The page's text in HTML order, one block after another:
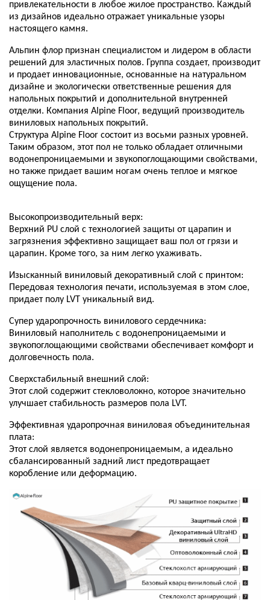
привлекательности в любое жилое пространство. Каждый
из дизайнов идеально отражает уникальные узоры
настоящего камня.
Альпин флор признан специалистом и лидером в области
решений для эластичных полов. Группа создает, производит
и продает инновационные, основанные на натуральном
дизайне и экологически ответственные решения для
напольных покрытий и дополнительной внутренней
отделки. Компания Alpine Floor, ведущий производитель
виниловых напольных покрытий.
Структура Alpine Floor состоит из восьми разных уровней.
Таким образом, этот пол не только обладает отличными
водонепроницаемыми и звукопоглощающими свойствами,
но также придает вашим ногам очень теплое и мягкое
ощущение пола.
Высокопроизводительный верх:
Верхний PU слой с технологией защиты от царапин и
загрязнения эффективно защищает ваш пол от грязи и
царапин. Кроме того, за ним легко ухаживать.
Изысканный виниловый декоративный слой с принтом:
Передовая технология печати, используемая в этом слое,
придает полу LVT уникальный вид.
Супер ударопрочность винилового сердечника:
Виниловый наполнитель с водонепроницаемыми и
звукопоглощающими свойствами обеспечивает комфорт и
долговечность пола.
Сверхстабильный внешний слой:
Этот слой содержит стекловолокно, которое значительно
улучшает стабильность размеров пола LVT.
Эффективная ударопрочная виниловая объединительная
плата:
Этот слой является водонепроницаемым, а идеально
сбалансированный задний лист предотвращает
коробление или деформацию.